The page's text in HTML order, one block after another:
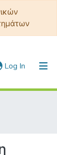
Log In (current)